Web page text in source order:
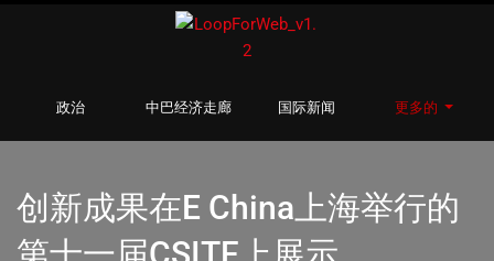
政治 中巴经济走廊 国际新闻 更多的
创新成果在E China上海举行的